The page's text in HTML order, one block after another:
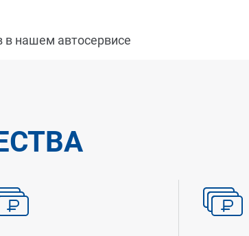
в нашем автосервисе